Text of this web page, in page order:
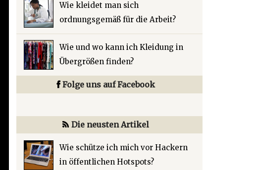
Wie kleidet man sich
ordnungsgemäß für die Arbeit?
Wie und wo kann ich Kleidung in
Übergrößen finden?
Folge uns auf Facebook
Die neusten Artikel
Wie schütze ich mich vor Hackern
in öffentlichen Hotspots?